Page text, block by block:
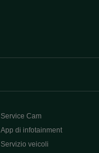
Service Cam
App di infotainment
Servizio veicoli